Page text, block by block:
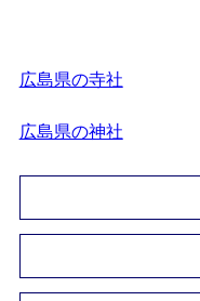
広島県の寺社
広島県の神社